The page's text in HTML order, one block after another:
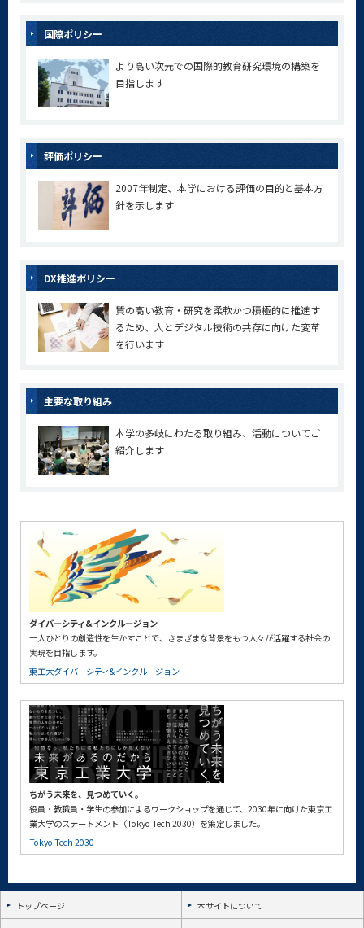
国際ポリシー
より高い次元での国際的教育研究環境の構築を
目指します
評価ポリシー
2007年制定、本学における評価の目的と基本方
針を示します
DX推進ポリシー
質の高い教育・研究を柔軟かつ積極的に推進す
るため、人とデジタル技術の共存に向けた変革
を行います
主要な取り組み
本学の多岐にわたる取り組み、活動についてご
紹介します
ダイバーシティ&インクルージョン
一人ひとりの創造性を生かすことで、さまざまな背景をもつ人々が活躍する社会の
実現を目指します。
東工大ダイバーシティ&インクルージョン
ちがう未来を、見つめていく。
役員・教職員・学生の参加によるワークショップを通じて、2030年に向けた東京工
業大学のステートメント（Tokyo Tech 2030）を策定しました。
Tokyo Tech 2030
トップページ 本サイトについて